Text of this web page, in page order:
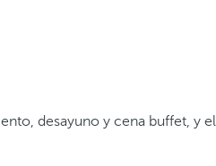
desayuno y cena buffet, y